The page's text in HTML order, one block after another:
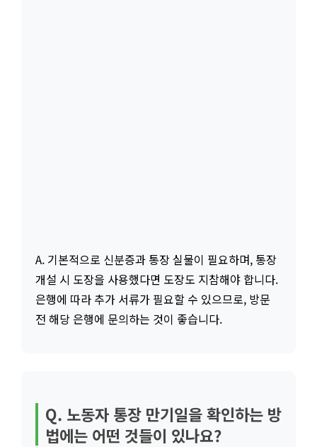
A. 기본적으로 신분증과 통장 실물이 필요하며, 통장
개설 시 도장을 사용했다면 도장도 지참해야 합니다.
은행에 따라 추가 서류가 필요할 수 있으므로, 방문
전 해당 은행에 문의하는 것이 좋습니다.
Q. 노동자 통장 만기일을 확인하는 방
법에는 어떤 것들이 있나요?